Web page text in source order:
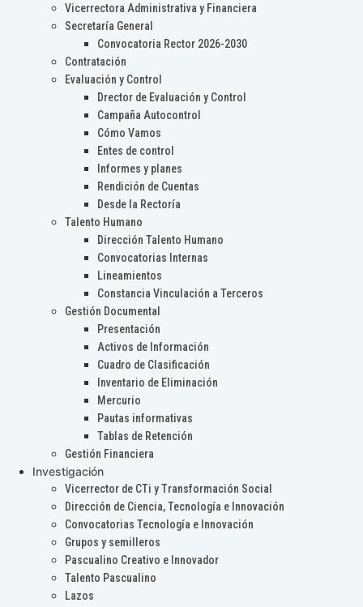
Vicerrectora Administrativa y Financiera
Secretaría General
Convocatoria Rector 2026-2030
Contratación
Evaluación y Control
Drector de Evaluación y Control
Campaña Autocontrol
Cómo Vamos
Entes de control
Informes y planes
Rendición de Cuentas
Desde la Rectoría
Talento Humano
Dirección Talento Humano
Convocatorias Internas
Lineamientos
Constancia Vinculación a Terceros
Gestión Documental
Presentación
Activos de Información
Cuadro de Clasificación
Inventario de Eliminación
Mercurio
Pautas informativas
Tablas de Retención
Gestión Financiera
Investigación
Vicerrector de CTi y Transformación Social
Dirección de Ciencia, Tecnología e Innovación
Convocatorias Tecnología e Innovación
Grupos y semilleros
Pascualino Creativo e Innovador
Talento Pascualino
Lazos